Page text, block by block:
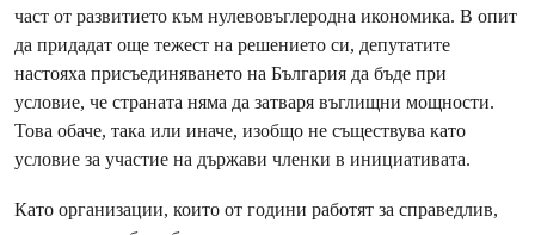
част от развитието към нулевовъглеродна икономика. В опит
да придадат още тежест на решението си, депутатите
настояха присъединяването на България да бъде при
условие, че страната няма да затваря въглищни мощности.
Това обаче, така или иначе, изобщо не съществува като
условие за участие на държави членки в инициативата.
Като организации, които от години работят за справедлив,